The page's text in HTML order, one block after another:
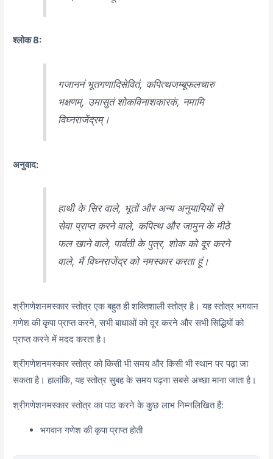
श्लोक 8:
गजाननं भूतगणादिसेवितं, कपित्थजम्बूफलचारु
भक्षणम्, उमासुतं शोकविनाशकारकं, नमामि
विघ्नराजेंद्रम्।
अनुवाद:
हाथी के सिर वाले, भूतों और अन्य अनुयायियों से
सेवा प्राप्त करने वाले, कपित्थ और जामुन के मीठे
फल खाने वाले, पार्वती के पुत्र, शोक को दूर करने
वाले, मैं विघ्नराजेंद्र को नमस्कार करता हूं।
श्रीगणेशनमस्कार स्तोत्र एक बहुत ही शक्तिशाली स्तोत्र है। यह स्तोत्र भगवान
गणेश की कृपा प्राप्त करने, सभी बाधाओं को दूर करने और सभी सिद्धियों को
प्राप्त करने में मदद करता है।
श्रीगणेशनमस्कार स्तोत्र को किसी भी समय और किसी भी स्थान पर पढ़ा जा
सकता है। हालांकि, यह स्तोत्र सुबह के समय पढ़ना सबसे अच्छा माना जाता है।
श्रीगणेशनमस्कार स्तोत्र का पाठ करने के कुछ लाभ निम्नलिखित हैं:
भगवान गणेश की कृपा प्राप्त होती